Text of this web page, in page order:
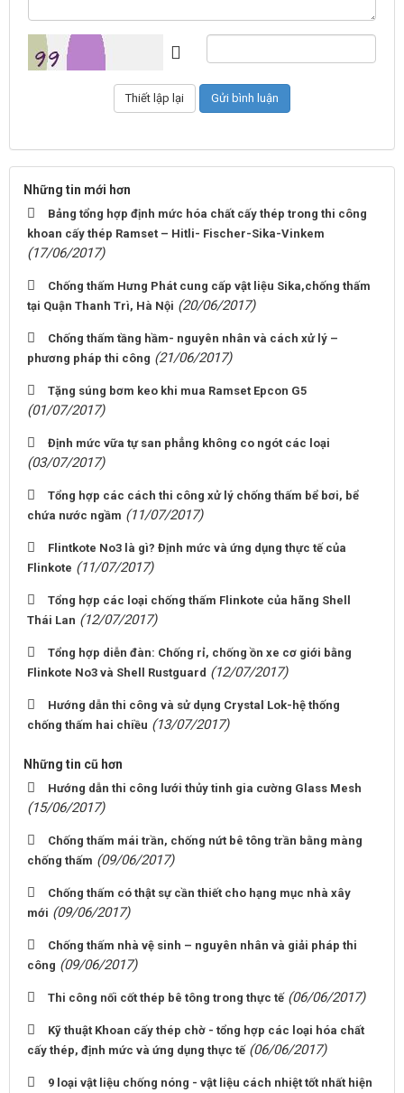
Những tin mới hơn
Bảng tổng hợp định mức hóa chất cấy thép trong thi công
khoan cấy thép Ramset – Hitli- Fischer-Sika-Vinkem
(17/06/2017)
Chống thấm Hưng Phát cung cấp vật liệu Sika,chống thấm
tại Quận Thanh Trì, Hà Nội (20/06/2017)
Chống thấm tầng hầm- nguyên nhân và cách xử lý –
phương pháp thi công (21/06/2017)
Tặng súng bơm keo khi mua Ramset Epcon G5
(01/07/2017)
Định mức vữa tự san phẳng không co ngót các loại
(03/07/2017)
Tổng hợp các cách thi công xử lý chống thấm bể bơi, bể
chứa nước ngầm (11/07/2017)
Flintkote No3 là gì? Định mức và ứng dụng thực tế của
Flinkote (11/07/2017)
Tổng hợp các loại chống thấm Flinkote của hãng Shell
Thái Lan (12/07/2017)
Tổng hợp diễn đàn: Chống rỉ, chống ồn xe cơ giới bằng
Flinkote No3 và Shell Rustguard (12/07/2017)
Hướng dẫn thi công và sử dụng Crystal Lok-hệ thống
chống thấm hai chiều (13/07/2017)
Những tin cũ hơn
Hướng dẫn thi công lưới thủy tinh gia cường Glass Mesh
(15/06/2017)
Chống thấm mái trần, chống nứt bê tông trần bằng màng
chống thấm (09/06/2017)
Chống thấm có thật sự cần thiết cho hạng mục nhà xây
mới (09/06/2017)
Chống thấm nhà vệ sinh – nguyên nhân và giải pháp thi
công (09/06/2017)
Thi công nối cốt thép bê tông trong thực tế (06/06/2017)
Kỹ thuật Khoan cấy thép chờ - tổng hợp các loại hóa chất
cấy thép, định mức và ứng dụng thực tế (06/06/2017)
9 loại vật liệu chống nóng - vật liệu cách nhiệt tốt nhất hiện